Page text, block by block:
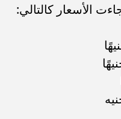
الأسعار كالتالي: